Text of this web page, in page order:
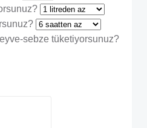
sebze tüketiyorsunuz?